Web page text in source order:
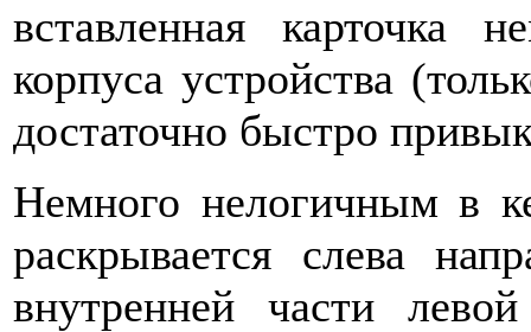
вставленная карточка
корпуса устройства
достаточно быстро
Немного нелогичным в
раскрывается слева
внутренней части